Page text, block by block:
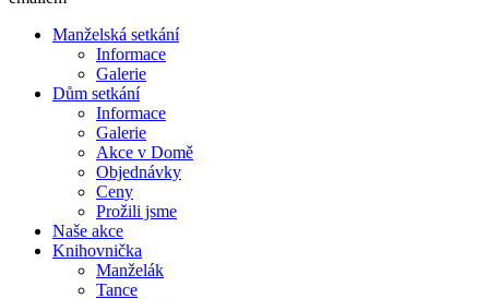
Manželská setkání
Informace
Galerie
Dům setkání
Informace
Galerie
Akce v Domě
Objed­návky
Ceny
Prožili jsme
Naše akce
Knihov­nička
Manželák
Tance